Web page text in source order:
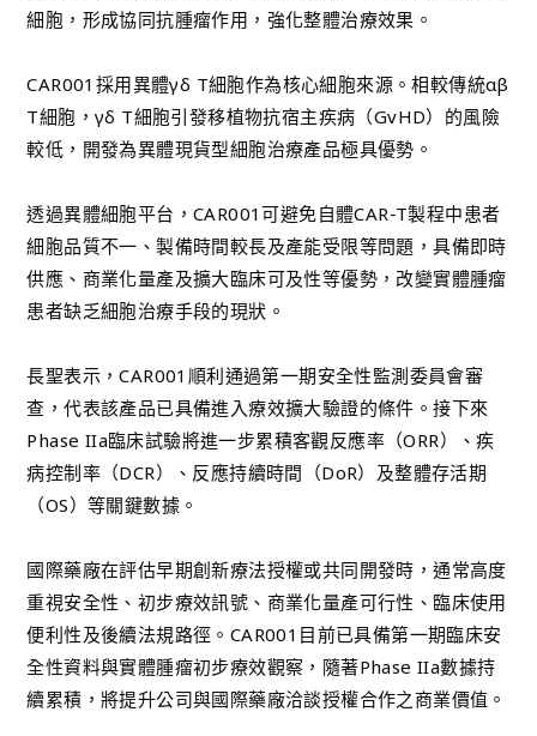
細胞，形成協同抗腫瘤作用，強化整體治療效果。
CAR001採用異體γδ T細胞作為核心細胞來源。相較傳統αβ
T細胞，γδ T細胞引發移植物抗宿主疾病（GvHD）的風險
較低，開發為異體現貨型細胞治療產品極具優勢。
透過異體細胞平台，CAR001可避免自體CAR-T製程中患者
細胞品質不一、製備時間較長及產能受限等問題，具備即時
供應、商業化量產及擴大臨床可及性等優勢，改變實體腫瘤
患者缺乏細胞治療手段的現狀。
長聖表示，CAR001順利通過第一期安全性監測委員會審
查，代表該產品已具備進入療效擴大驗證的條件。接下來
Phase IIa臨床試驗將進一步累積客觀反應率（ORR）、疾
病控制率（DCR）、反應持續時間（DoR）及整體存活期
（OS）等關鍵數據。
國際藥廠在評估早期創新療法授權或共同開發時，通常高度
重視安全性、初步療效訊號、商業化量產可行性、臨床使用
便利性及後續法規路徑。CAR001目前已具備第一期臨床安
全性資料與實體腫瘤初步療效觀察，隨著Phase IIa數據持
續累積，將提升公司與國際藥廠洽談授權合作之商業價值。